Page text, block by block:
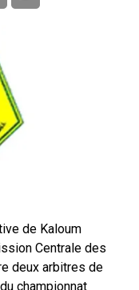
de Kaloum
Centrale des
deux arbitres de
championnat